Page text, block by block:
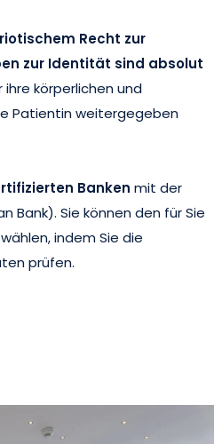
Recht zur
zur Identität sind absolut
körperlichen und
Patientin weitergegeben
Banken mit der
Bank). Sie können den für Sie
indem Sie die
prüfen.